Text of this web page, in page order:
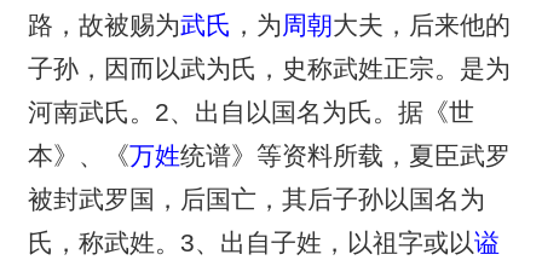
路，故被赐为武氏 ，为周朝大夫，后来他的
子孙，因而以武为氏，史称武姓正宗。是为
河南武氏。2、出自以国名为氏。据《世
本》、《万姓统谱》等资料所载，夏臣武罗
被封武罗国，后国亡，其后子孙以国名为
氏，称武姓。3、出自子姓，以祖字或以谥